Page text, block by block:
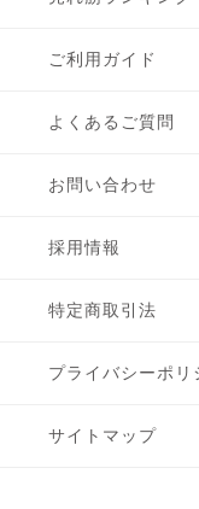
ご利用ガイド
よくあるご質問
お問い合わせ
採用情報
特定商取引法
プライバシーポリ
サイトマップ